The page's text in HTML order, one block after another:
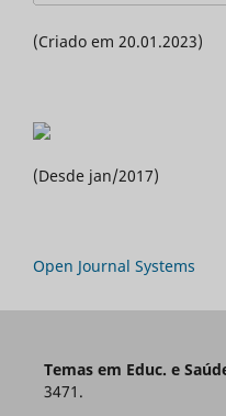
(Criado em 20.01.2023)
(Desde jan/2017)
Open Journal Systems
Temas em Educ. e
3471.